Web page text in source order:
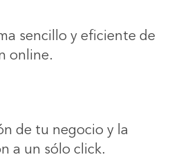
sencillo y eficiente de
online.
de tu negocio y la
a un sólo click.